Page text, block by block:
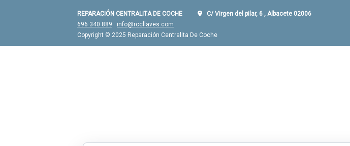
REPARACIÓN CENTRALITA DE COCHE
C/ Virgen del pilar, 6 , Albacete 02006
696 340 889
info@rccllaves.com
Copyright © 2025 Reparación Centralita De Coche